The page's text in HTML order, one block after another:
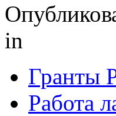
in
Гранты
Работа